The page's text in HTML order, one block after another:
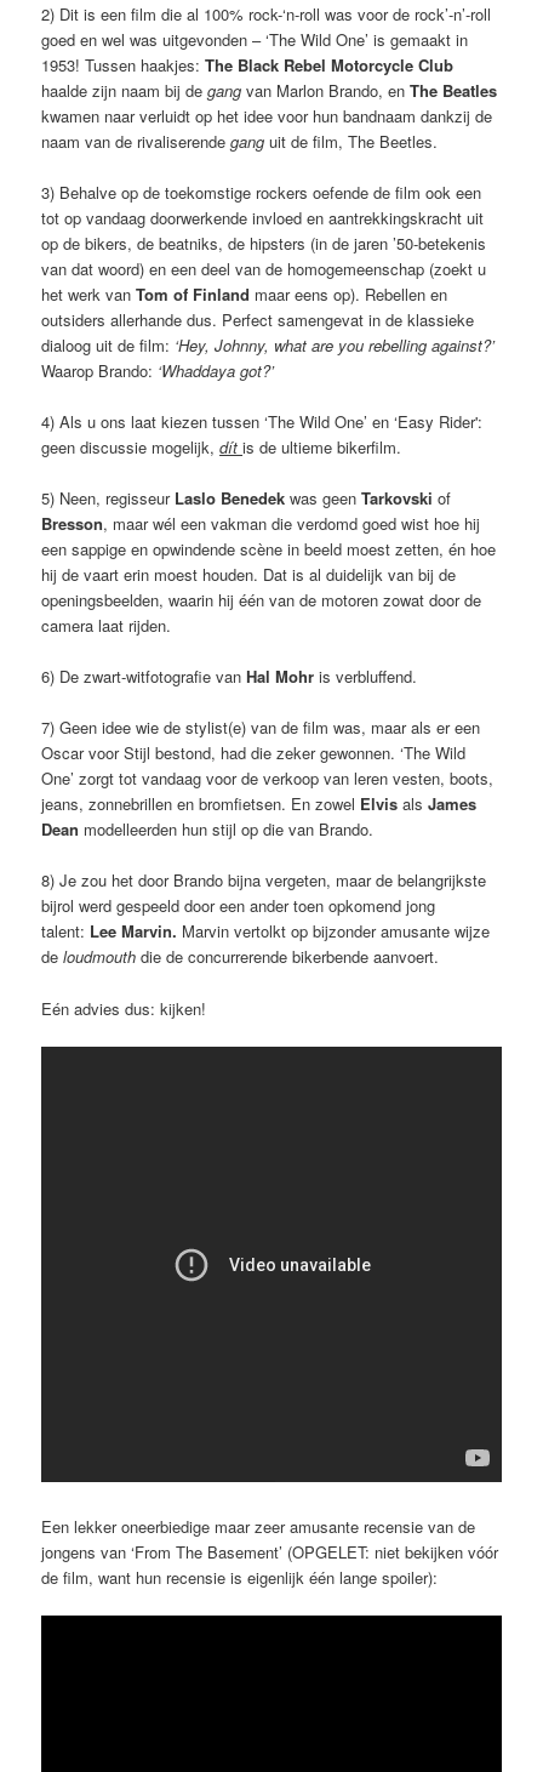
2) Dit is een film die al 100% rock-‘n-roll was voor de rock’-n’-roll
goed en wel was uitgevonden – ‘The Wild One’ is gemaakt in
1953! Tussen haakjes:The Black Rebel Motorcycle Club
haalde zijn naam bij degang van Marlon Brando, enThe Beatles
kwamen naar verluidt op het idee voor hun bandnaam dankzij de
naam van de rivaliserendegang uit de film, The Beetles.
3) Behalve op de toekomstige rockers oefende de film ook een
tot op vandaag doorwerkende invloed en aantrekkingskracht uit
op de bikers, de beatniks, de hipsters (in de jaren ’50-betekenis
van dat woord) en een deel van de homogemeenschap (zoekt u
het werk vanTom of Finland maar eens op). Rebellen en
outsiders allerhande dus. Perfect samengevat in de klassieke
dialoog uit de film: ‘Hey, Johnny, what are you rebelling against?’
Waarop Brando: ‘Whaddaya got?’
4) Als u ons laat kiezen tussen ‘The Wild One’ en ‘Easy Rider':
geen discussie mogelijk,dítis de ultieme bikerfilm.
5) Neen, regisseur Laslo Benedek was geenTarkovski of
Bresson, maar wél een vakman die verdomd goed wist hoe hij
een sappige en opwindende scène in beeld moest zetten, én hoe
hij de vaart erin moest houden. Dat is al duidelijk van bij de
openingsbeelden, waarin hij één van de motoren zowat door de
camera laat rijden.
6) De zwart-witfotografie vanHal Mohr is verbluffend.
7) Geen idee wie de stylist(e) van de film was, maar als er een
Oscar voor Stijl bestond, had die zeker gewonnen. ‘The Wild
One’ zorgt tot vandaag voor de verkoop van leren vesten, boots,
jeans, zonnebrillen en bromfietsen. En zowel Elvis alsJames
Dean modelleerden hun stijl op die van Brando.
8) Je zou het door Brando bijna vergeten, maar de belangrijkste
bijrol werd gespeeld door een ander toen opkomend jong
talent: Lee Marvin. Marvin vertolkt op bijzonder amusante wijze
de loudmouth die de concurrerende bikerbende aanvoert.
Eén advies dus: kijken!
Een lekker oneerbiedige maar zeer amusante recensie van de
jongens van ‘From The Basement’ (OPGELET: niet bekijken vóór
de film, want hun recensie is eigenlijk één lange spoiler):